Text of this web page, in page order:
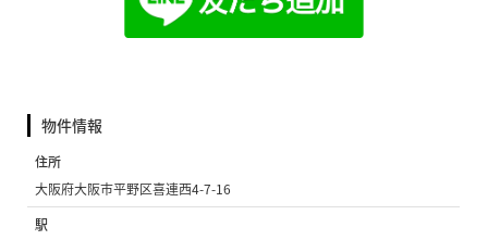
物件情報
住所
大阪府大阪市平野区喜連西4-7-16
駅